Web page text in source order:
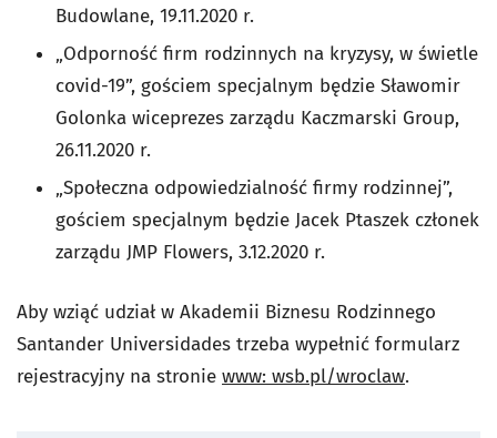
Budowlane, 19.11.2020 r.
„Odporność firm rodzinnych na kryzysy, w świetle
covid-19”, gościem specjalnym będzie Sławomir
Golonka wiceprezes zarządu Kaczmarski Group,
26.11.2020 r.
„Społeczna odpowiedzialność firmy rodzinnej”,
gościem specjalnym będzie Jacek Ptaszek członek
zarządu JMP Flowers, 3.12.2020 r.
Aby wziąć udział w Akademii Biznesu Rodzinnego
Santander Universidades trzeba wypełnić formularz
rejestracyjny na stronie www: wsb.pl/wroclaw.